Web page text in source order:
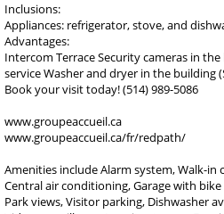
Inclusions:
Appliances: refrigerator, stove, and
Advantages:
Intercom Terrace Security cameras in
service Washer and dryer in the building
Book your visit today! (514) 989-5086
www.groupeaccueil.ca
www.groupeaccueil.ca/fr/redpath/
Amenities include Alarm system, Walk-in
Central air conditioning, Garage with bike
Park views, Visitor parking, Dishwasher